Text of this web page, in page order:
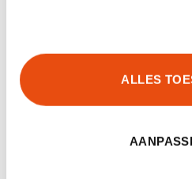
ALLES
GERELATEERDE